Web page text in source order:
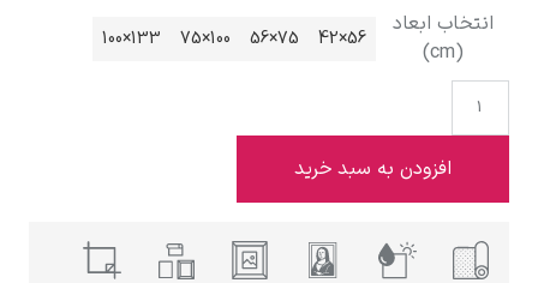
کامی پیسارو
ادوارد هاپر
ابعاد
56×42
75×56
100×75
133×100
افزودن به سبد خرید